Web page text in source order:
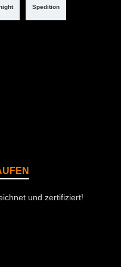
Spedition
und zertifiziert!